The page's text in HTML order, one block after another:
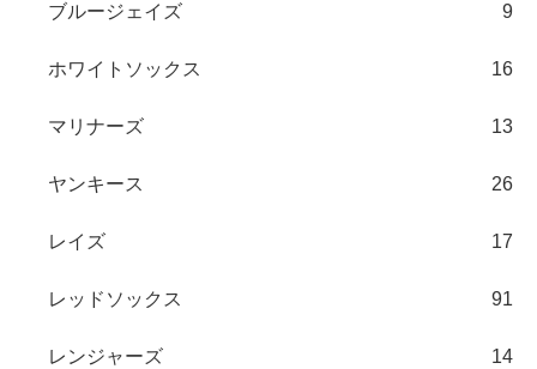
ブルージェイズ 9
ホワイトソックス 16
マリナーズ 13
ヤンキース 26
レイズ 17
レッドソックス 91
レンジャーズ 14